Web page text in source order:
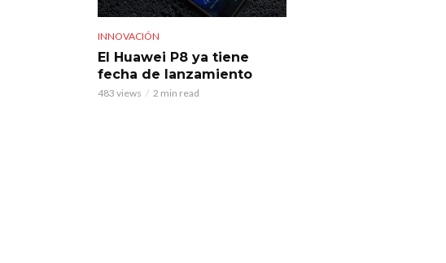
INNOVACIÓN
El Huawei P8 ya tiene
fecha de lanzamiento
483 views 2 min read